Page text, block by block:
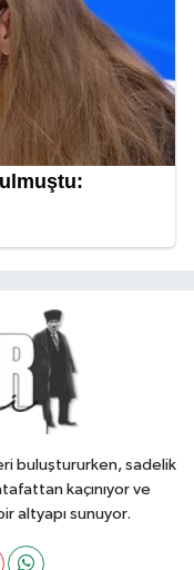
buluştururken, sadelik
kaçınıyor ve
altyapı sunuyor.